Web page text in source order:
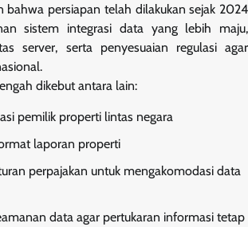
bahwa persiapan telah dilakukan sejak 2024
sistem integrasi data yang lebih maju,
server, serta penyesuaian regulasi agar
dikebut antara lain:
pemilik properti lintas negara
laporan properti
perpajakan untuk mengakomodasi data
data agar pertukaran informasi tetap